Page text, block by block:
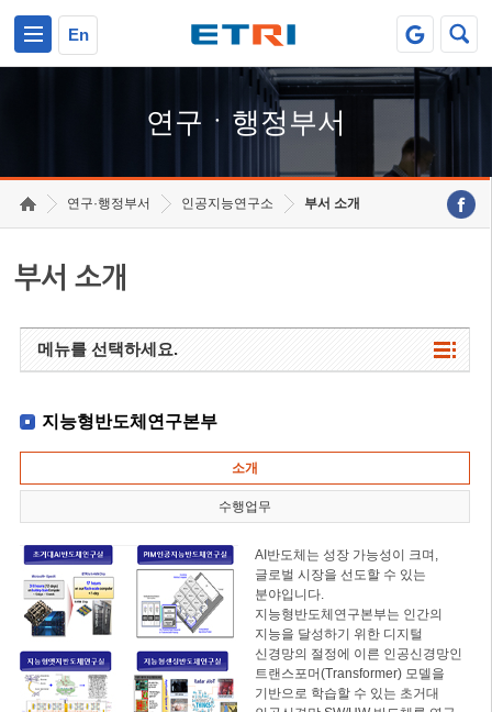
En
연구ㆍ행정부서
연구·행정부서 인공지능연구소 부서 소개
부서 소개
메뉴를 선택하세요.
지능형반도체연구본부
소개
수행업무
AI반도체는 성장 가능성이 크며,
글로벌 시장을 선도할 수 있는
분야입니다.
지능형반도체연구본부는 인간의
지능을 달성하기 위한 디지털
신경망의 절정에 이른 인공신경망인
트랜스포머(Transformer) 모델을
기반으로 학습할 수 있는 초거대